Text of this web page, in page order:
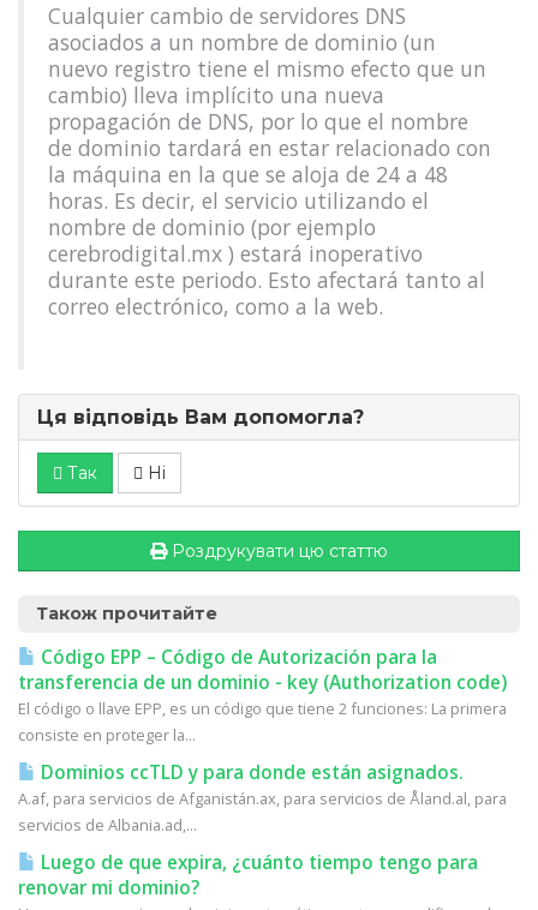
Cualquier cambio de servidores DNS
asociados a un nombre de dominio (un
nuevo registro tiene el mismo efecto que un
cambio) lleva implícito una nueva
propagación de DNS, por lo que el nombre
de dominio tardará en estar relacionado con
la máquina en la que se aloja de 24 a 48
horas. Es decir, el servicio utilizando el
nombre de dominio (por ejemplo
cerebrodigital.mx ) estará inoperativo
durante este periodo. Esto afectará tanto al
correo electrónico, como a la web.
Ця відповідь Вам допомогла?
Так Ні
Роздрукувати цю статтю
Також прочитайте
Código EPP – Código de Autorización para la
transferencia de un dominio - key (Authorization code)
El código o llave EPP, es un código que tiene 2 funciones: La primera
consiste en proteger la...
Dominios ccTLD y para donde están asignados.
A.af, para servicios de Afganistán.ax, para servicios de Åland.al, para
servicios de Albania.ad,...
Luego de que expira, ¿cuánto tiempo tengo para
renovar mi dominio?